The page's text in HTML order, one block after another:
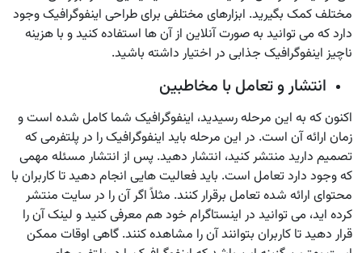
مختلف کمک بگیرید. ابزارهای مختلفی برای طراحی اینفوگرافیک وجود
دارد که می توانید به صورت آنلاین از آن ها استفاده کنید و با هزینه
ناچیز اینفوگرافیک جذابی در اختیار داشته باشید.
انتشار و تعامل با مخاطبین
اکنون که به این مرحله رسیدید، اینفوگرافیک شما کامل شده است و
زمان ارائه آن است. در این مرحله باید اینفوگرافیک را در پلتفرمی که
تصمیم دارید منتشر کنید، انتشار دهید. پس از انتشار مسئله مهمی
که وجود دارد تعامل است. باید فعالیت هایی انجام دهید تا کاربران با
محتوای ارائه شده تعامل برقرار کنند. مثلاً اگر آن را در سایت منتشر
کرده اید، می توانید در اینستاگرام خود هم معرفی کنید و لینک آن را
قرار دهید تا کاربران بتوانند آن را مشاهده کنند. گاهی اوقات ممکن